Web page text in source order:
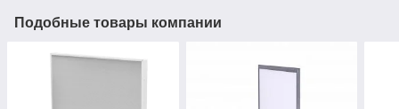
Подобные товары компании